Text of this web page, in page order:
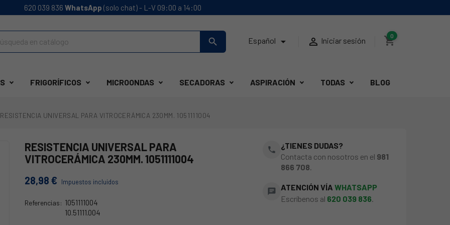
620 039 836 WhatsApp (solo chat) - L-V 09:00 a 14:00
search Español   Iniciar sesión shopping_cart
0
FRIGORÍFICOS MICROONDAS SECADORAS ASPIRACIÓN TODAS BLOG
RESISTENCIA UNIVERSAL PARA VITROCERÁMICA 230MM. 1051111004
RESISTENCIA UNIVERSAL PARA
VITROCERÁMICA 230MM. 1051111004
28,98 € Impuestos incluidos
Referencias: 1051111004
10.51111.004
phone
¿TIENES DUDAS?
Contacta con nosotros en el 981
866 708.
chat ATENCIÓN VÍAWHATSAPP
Escríbenos al 620 039 836